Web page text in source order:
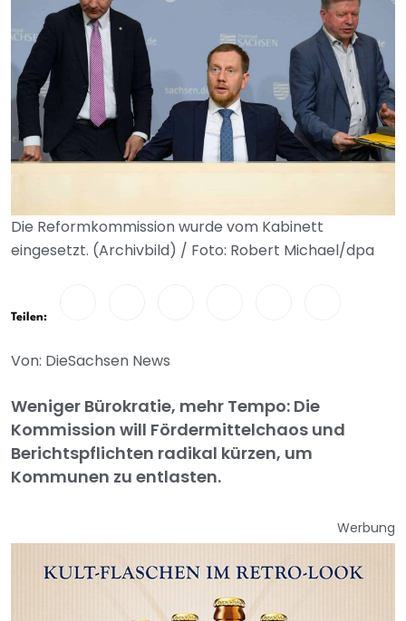
Die Reformkommission wurde vom Kabinett
eingesetzt. (Archivbild) / Foto: Robert Michael/dpa
Teilen:
Von: DieSachsen News
Weniger Bürokratie, mehr Tempo: Die
Kommission will Fördermittelchaos und
Berichtspflichten radikal kürzen, um
Kommunen zu entlasten.
Werbung